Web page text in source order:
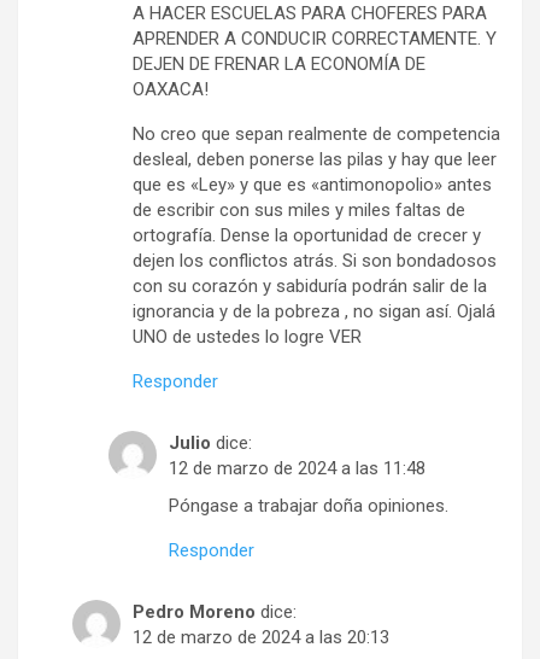
A HACER ESCUELAS PARA CHOFERES PARA
APRENDER A CONDUCIR CORRECTAMENTE. Y
DEJEN DE FRENAR LA ECONOMÍA DE
OAXACA!
No creo que sepan realmente de competencia
desleal, deben ponerse las pilas y hay que leer
que es «Ley» y que es «antimonopolio» antes
de escribir con sus miles y miles faltas de
ortografía. Dense la oportunidad de crecer y
dejen los conflictos atrás. Si son bondadosos
con su corazón y sabiduría podrán salir de la
ignorancia y de la pobreza , no sigan así. Ojalá
UNO de ustedes lo logre VER
Responder
Julio dice:
12 de marzo de 2024 a las 11:48
Póngase a trabajar doña opiniones.
Responder
Pedro Moreno dice:
12 de marzo de 2024 a las 20:13